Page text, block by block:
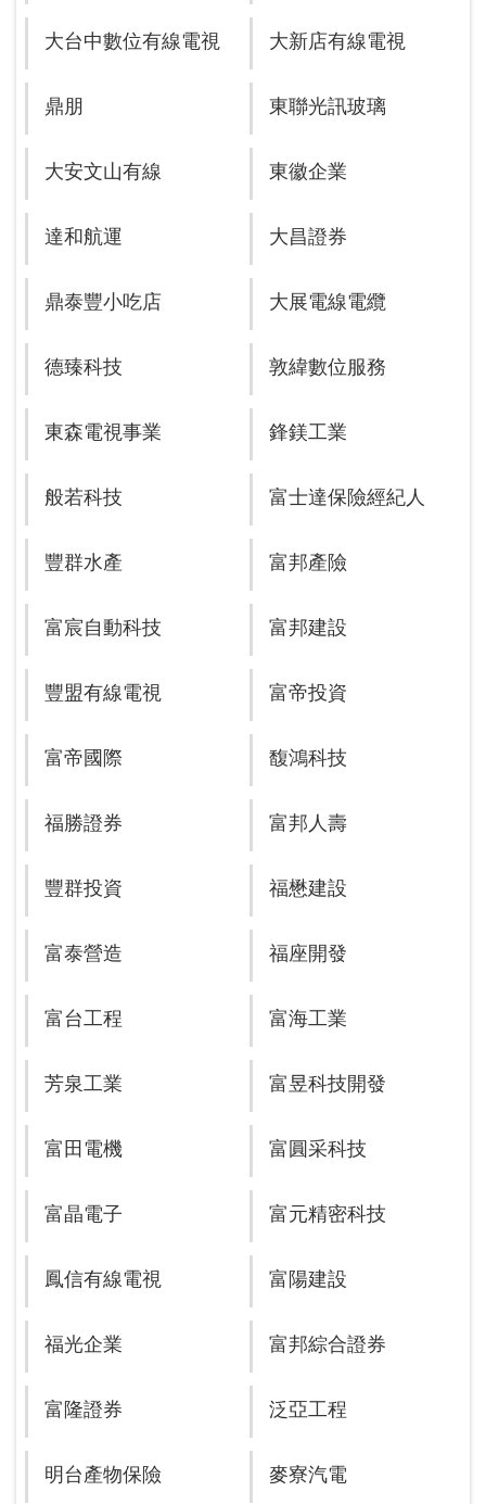
大台中數位有線電視 大新店有線電視
鼎朋 東聯光訊玻璃
大安文山有線 東徽企業
達和航運 大昌證券
鼎泰豐小吃店 大展電線電纜
德臻科技 敦緯數位服務
東森電視事業 鋒鎂工業
般若科技 富士達保險經紀人
豐群水產 富邦產險
富宸自動科技 富邦建設
豐盟有線電視 富帝投資
富帝國際 馥鴻科技
福勝證券 富邦人壽
豐群投資 福懋建設
富泰營造 福座開發
富台工程 富海工業
芳泉工業 富昱科技開發
富田電機 富圓采科技
富晶電子 富元精密科技
鳳信有線電視 富陽建設
福光企業 富邦綜合證券
富隆證券 泛亞工程
明台產物保險 麥寮汽電